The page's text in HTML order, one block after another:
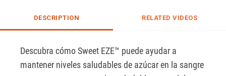
DESCRIPTION RELATED VIDEOS
Descubra cómo Sweet EZE™ puede ayudar a
mantener niveles saludables de azúcar en la sangre